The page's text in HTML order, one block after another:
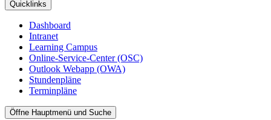
Quicklinks
Dashboard
Intranet
Learning Campus
Online-Service-Center (OSC)
Outlook Webapp (OWA)
Stundenpläne
Terminpläne
Öffne Hauptmenü und Suche